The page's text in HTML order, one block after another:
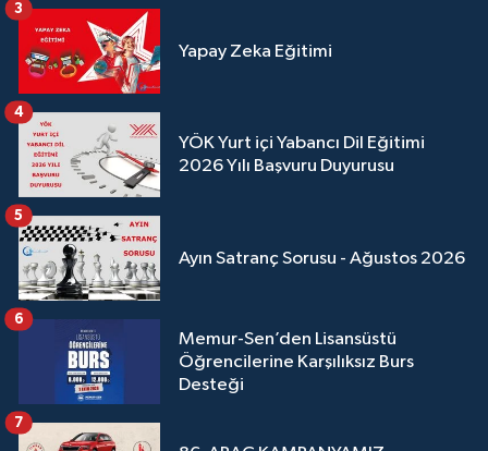
Yapay Zeka Eğitimi
3
YÖK Yurt içi Yabancı Dil Eğitimi
2026 Yılı Başvuru Duyurusu
4
Ayın Satranç Sorusu - Ağustos 2026
5
Memur-Sen’den Lisansüstü
Öğrencilerine Karşılıksız Burs
Desteği
6
7